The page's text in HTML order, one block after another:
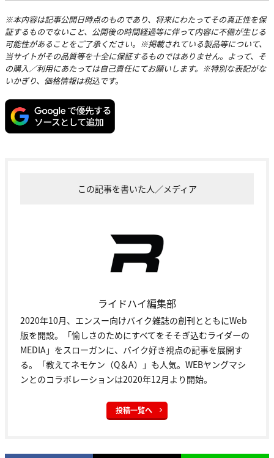
※本内容は記事公開日時点のものであり、将来にわたってその真正性を保
証するものでないこと、公開後の時間経過等に伴って内容に不備が生じる
可能性があることをご了承ください。※掲載されている製品等について、
当サイトがその品質等を十全に保証するものではありません。よって、そ
の購入／利用にあたっては自己責任にてお願いします。※特別な表記がな
いかぎり、価格情報は税込です。
この記事を書いた人／メディア
ライドハイ編集部
2020年10月、エンスー向けバイク雑誌の創刊とともにWeb
版を開設。「愉しさのためにすべてをそそぎ込むライダーの
MEDIA」をスローガンに、バイク好き視点の記事を展開す
る。「教えてネモケン（Q＆A）」も人気。WEBヤングマシ
ンとのコラボレーションは2020年12月より開始。
投稿一覧へ